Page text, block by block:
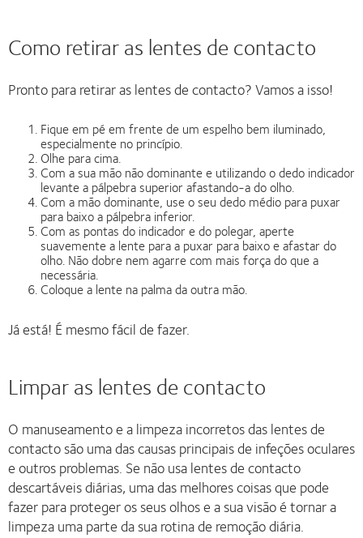
Como retirar as lentes de contacto
Pronto para retirar as lentes de contacto? Vamos a isso!
Fique em pé em frente de um espelho bem iluminado,
especialmente no princípio.
Olhe para cima.
Com a sua mão não dominante e utilizando o dedo indicador
levante a pálpebra superior afastando-a do olho.
Com a mão dominante, use o seu dedo médio para puxar
para baixo a pálpebra inferior.
Com as pontas do indicador e do polegar, aperte
suavemente a lente para a puxar para baixo e afastar do
olho. Não dobre nem agarre com mais força do que a
necessária.
Coloque a lente na palma da outra mão.
Já está! É mesmo fácil de fazer.
Limpar as lentes de contacto
O manuseamento e a limpeza incorretos das lentes de
contacto são uma das causas principais de infeções oculares
e outros problemas. Se não usa lentes de contacto
descartáveis diárias, uma das melhores coisas que pode
fazer para proteger os seus olhos e a sua visão é tornar a
limpeza uma parte da sua rotina de remoção diária.